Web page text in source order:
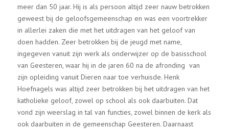
meer dan 50 jaar. Hij is als persoon altijd zeer nauw betrokken
geweest bij de geloofsgemeenschap en was een voortrekker
in allerlei zaken die met het uitdragen van het geloof van
doen hadden. Zeer betrokken bij de jeugd met name,
ingegeven vanuit zijn werk als onderwijzer op de basisschool
van Geesteren, waar hij in de jaren 60 na de afronding van
zijn opleiding vanuit Dieren naar toe verhuisde. Henk
Hoefnagels was altijd zeer betrokken bij het uitdragen van het
katholieke geloof, zowel op school als ook daarbuiten. Dat
vond zijn weerslag in tal van functies, zowel binnen de kerk als
ook daarbuiten in de gemeenschap Geesteren. Daarnaast